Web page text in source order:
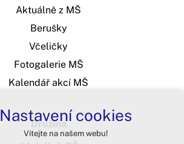
Aktuálně z MŠ
Berušky
Včeličky
Fotogalerie MŠ
Kalendář akcí MŠ
Družina
Nastavení cookies
Vítejte na našem webu!